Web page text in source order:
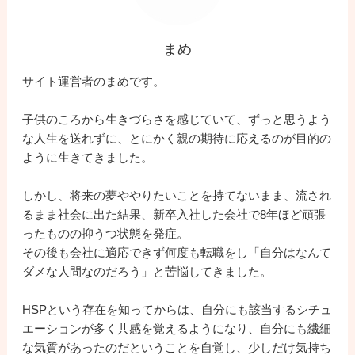
まめ
サイト運営者のまめです。
子供のころから生きづらさを感じていて、ずっと思うよう
な人生を送れずに、とにかく親の期待に応えるのが目的の
ように生きてきました。
しかし、将来の夢ややりたいことを持てないまま、流され
るまま社会に出た結果、新卒入社した会社で8年ほど頑張
ったものの抑うつ状態を発症。
その後も会社に適応できず何度も転職をし「自分はなんて
ダメな人間なのだろう」と苦悩してきました。
HSPという存在を知ってからは、自分にも該当するシチュ
エーションが多く共感を覚えるようになり、自分にも繊細
な気質があったのだということを自覚し、少しだけ気持ち